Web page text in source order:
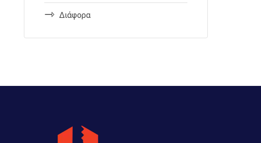
Διάφορα